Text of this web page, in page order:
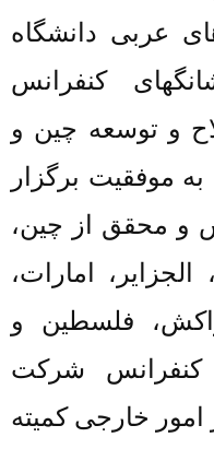
عربی دانشگاه
کنفرانس
و توسعه چین و
به موفقیت برگزار
و محقق از چین،
امارات،
فلسطین و
کنفرانس شرکت
خارجی کمیته